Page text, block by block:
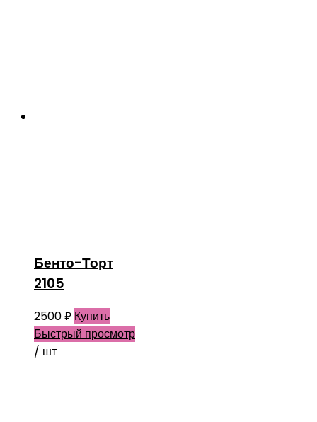
Бенто-Торт
2105
2500₽ Купить
Быстрый просмотр
/ шт